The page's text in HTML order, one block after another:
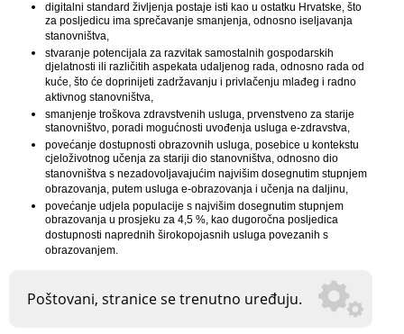
digitalni standard življenja postaje isti kao u ostatku Hrvatske, što
za posljedicu ima sprečavanje smanjenja, odnosno iseljavanja
stanovništva,
stvaranje potencijala za razvitak samostalnih gospodarskih
djelatnosti ili različitih aspekata udaljenog rada, odnosno rada od
kuće, što će doprinijeti zadržavanju i privlačenju mlađeg i radno
aktivnog stanovništva,
smanjenje troškova zdravstvenih usluga, prvenstveno za starije
stanovništvo, poradi mogućnosti uvođenja usluga e-zdravstva,
povećanje dostupnosti obrazovnih usluga, posebice u kontekstu
cjeloživotnog učenja za stariji dio stanovništva, odnosno dio
stanovništva s nezadovoljavajućim najvišim dosegnutim stupnjem
obrazovanja, putem usluga e-obrazovanja i učenja na daljinu,
povećanje udjela populacije s najvišim dosegnutim stupnjem
obrazovanja u prosjeku za 4,5 %, kao dugoročna posljedica
dostupnosti naprednih širokopojasnih usluga povezanih s
obrazovanjem.
Poštovani, stranice se trenutno uređuju.